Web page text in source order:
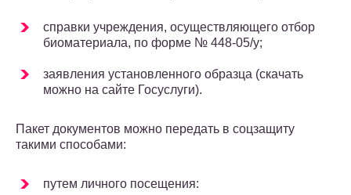
справки учреждения, осуществляющего отбор
биоматериала, по форме № 448-05/у;
заявления установленного образца (скачать
можно на сайте Госуслуги).
Пакет документов можно передать в соцзащиту
такими способами:
путем личного посещения: